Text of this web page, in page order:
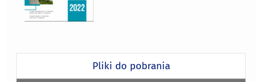
Pliki do pobrania